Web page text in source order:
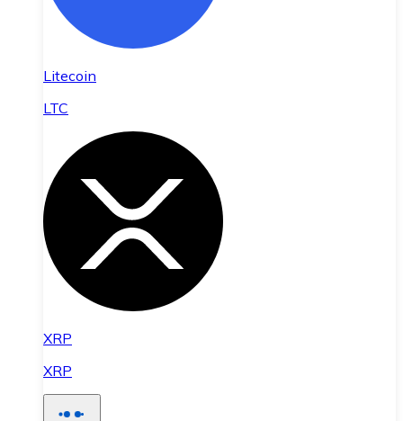
Litecoin
LTC
XRP
XRP